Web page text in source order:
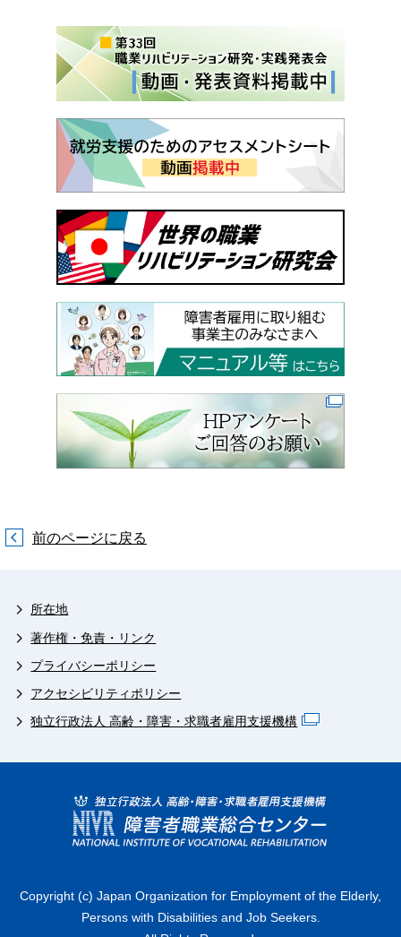
前のページに戻る
所在地
著作権・免責・リンク
プライバシーポリシー
アクセシビリティポリシー
独立行政法人 高齢・障害・求職者雇用支援機構
Copyright (c) Japan Organization for Employment of the Elderly,
Persons with Disabilities and Job Seekers.